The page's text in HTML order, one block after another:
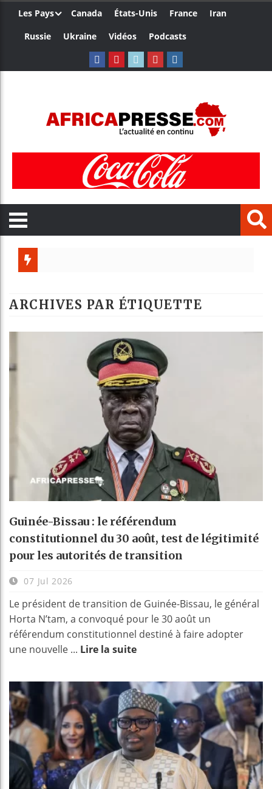
Les Pays Canada États-Unis France
Iran
Russie
Ukraine Vidéos Podcasts
Bénin :
ARCHIVES PAR ÉTIQUETTE
Guinée-Bissau : le référendum
constitutionnel du 30 août, test de légitimité
pour les autorités de transition
07 Jul 2026
Le président de transition de Guinée-Bissau, le général
Horta N’tam, a convoqué pour le 30 août un
référendum constitutionnel destiné à faire adopter
une nouvelle ... Lire la suite